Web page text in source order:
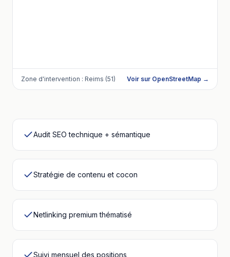
Zone d'intervention : Reims (51) Voir sur OpenStreetMap →
Audit SEO technique + sémantique
Stratégie de contenu et cocon
Netlinking premium thématisé
Suivi mensuel des positions